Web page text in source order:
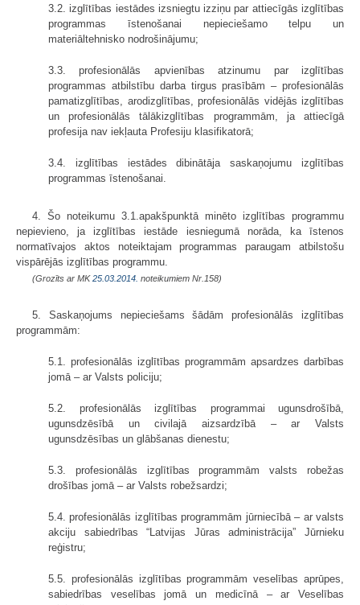
3.2. izglītības iestādes izsniegtu izziņu par attiecīgās izglītības
programmas īstenošanai nepieciešamo telpu un
materiāltehnisko nodrošinājumu;
3.3. profesionālās apvienības atzinumu par izglītības
programmas atbilstību darba tirgus prasībām – profesionālās
pamatizglītības, arodizglītības, profesionālās vidējās izglītības
un profesionālās tālākizglītības programmām, ja attiecīgā
profesija nav iekļauta Profesiju klasifikatorā;
3.4. izglītības iestādes dibinātāja saskaņojumu izglītības
programmas īstenošanai.
4. Šo noteikumu 3.1.apakšpunktā minēto izglītības programmu
nepievieno, ja izglītības iestāde iesniegumā norāda, ka īstenos
normatīvajos aktos noteiktajam programmas paraugam atbilstošu
vispārējās izglītības programmu.
(Grozīts ar MK25.03.2014. noteikumiem Nr.158)
5. Saskaņojums nepieciešams šādām profesionālās izglītības
programmām:
5.1. profesionālās izglītības programmām apsardzes darbības
jomā – ar Valsts policiju;
5.2. profesionālās izglītības programmai ugunsdrošībā,
ugunsdzēsībā un civilajā aizsardzībā – ar Valsts
ugunsdzēsības un glābšanas dienestu;
5.3. profesionālās izglītības programmām valsts robežas
drošības jomā – ar Valsts robežsardzi;
5.4. profesionālās izglītības programmām jūrniecībā – ar valsts
akciju sabiedrības “Latvijas Jūras administrācija” Jūrnieku
reģistru;
5.5. profesionālās izglītības programmām veselības aprūpes,
sabiedrības veselības jomā un medicīnā – ar Veselības